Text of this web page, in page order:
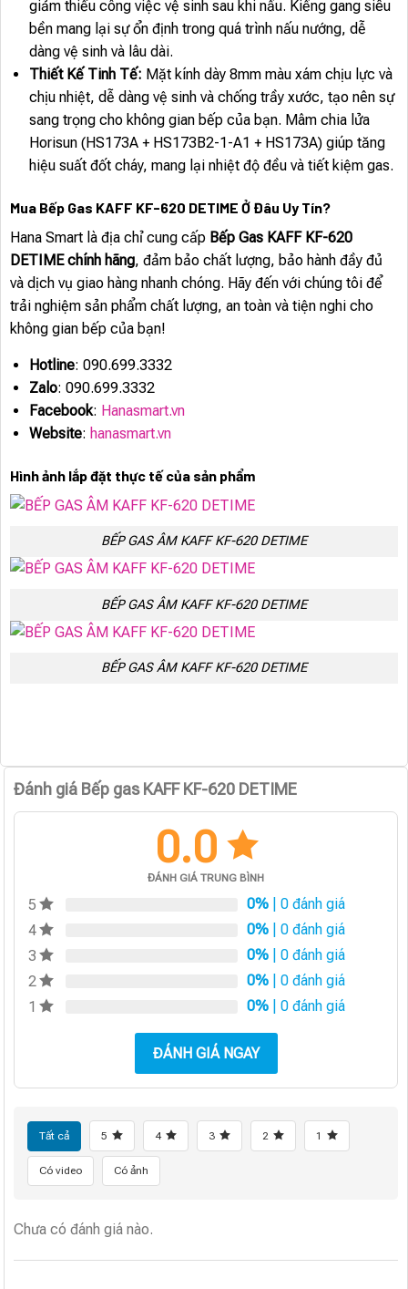
giảm thiểu công việc vệ sinh sau khi nấu. Kiềng gang siêu
bền mang lại sự ổn định trong quá trình nấu nướng, dễ
dàng vệ sinh và lâu dài.
Thiết Kế Tinh Tế: Mặt kính dày 8mm màu xám chịu lực và
chịu nhiệt, dễ dàng vệ sinh và chống trầy xước, tạo nên sự
sang trọng cho không gian bếp của bạn. Mâm chia lửa
Horisun (HS173A + HS173B2-1-A1 + HS173A) giúp tăng
hiệu suất đốt cháy, mang lại nhiệt độ đều và tiết kiệm gas.
Mua Bếp Gas KAFF KF-620 DETIME Ở Đâu Uy Tín?
Hana Smart là địa chỉ cung cấp Bếp Gas KAFF KF-620
DETIME chính hãng, đảm bảo chất lượng, bảo hành đầy đủ
và dịch vụ giao hàng nhanh chóng. Hãy đến với chúng tôi để
trải nghiệm sản phẩm chất lượng, an toàn và tiện nghi cho
không gian bếp của bạn!
Hotline: 090.699.3332
Zalo: 090.699.3332
Facebook: Hanasmart.vn
Website: hanasmart.vn
Hình ảnh lắp đặt thực tế của sản phẩm
BẾP GAS ÂM KAFF KF-620 DETIME
BẾP GAS ÂM KAFF KF-620 DETIME
BẾP GAS ÂM KAFF KF-620 DETIME
Đánh giá Bếp gas KAFF KF-620 DETIME
0.0
ĐÁNH GIÁ TRUNG BÌNH
5 0% | 0 đánh giá
4
0% | 0 đánh giá
3
0% | 0 đánh giá
2
0% | 0 đánh giá
1
0% | 0 đánh giá
ĐÁNH GIÁ NGAY
Tất cả 5 4 3 2 1
Có video Có ảnh
Chưa có đánh giá nào.